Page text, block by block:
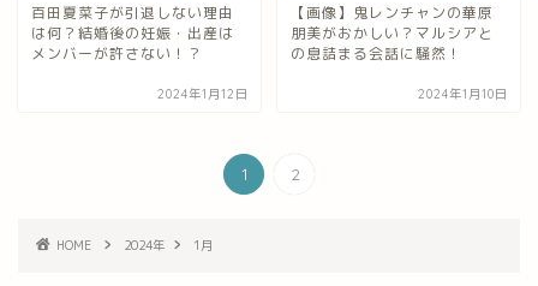
百田夏菜子が引退しない理由
は何？結婚後の妊娠・出産は
メンバーが許さない！？
2024年1月12日
【画像】鬼レンチャンの華原
朋美がおかしい？マルシアと
の息詰まる会話に騒然！
2024年1月10日
1 2
HOME 2024年 1月